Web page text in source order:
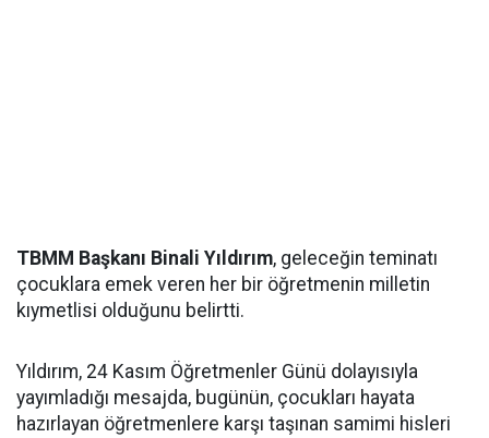
TBMM Başkanı Binali Yıldırım, geleceğin teminatı
çocuklara emek veren her bir öğretmenin milletin
kıymetlisi olduğunu belirtti.
Yıldırım, 24 Kasım Öğretmenler Günü dolayısıyla
yayımladığı mesajda, bugünün, çocukları hayata
hazırlayan öğretmenlere karşı taşınan samimi hisleri